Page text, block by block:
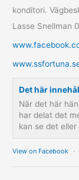
konditori.
Lasse Snellman
Det här
När det här
har delat det
kan se det
View on Facebook ·